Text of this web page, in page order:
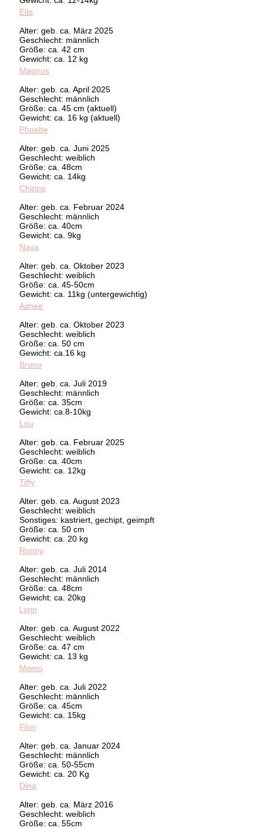
Elio
Alter: geb. ca. März 2025
Geschlecht: männlich
Größe: ca. 42 cm
Gewicht: ca. 12 kg
Magnus
Alter: geb. ca. April 2025
Geschlecht: männlich
Größe: ca. 45 cm (aktuell)
Gewicht: ca. 16 kg (aktuell)
Phoebe
Alter: geb. ca. Juni 2025
Geschlecht: weiblich
Größe: ca. 48cm
Gewicht: ca. 14kg
Chippo
Alter: geb. ca. Februar 2024
Geschlecht: männlich
Größe: ca. 40cm
Gewicht: ca. 9kg
Naya
Alter: geb. ca. Oktober 2023
Geschlecht: weiblich
Größe: ca. 45-50cm
Gewicht: ca. 11kg (untergewichtig)
Aimee
Alter: geb. ca. Oktober 2023
Geschlecht: weiblich
Größe: ca. 50 cm
Gewicht: ca.16 kg
Bruno
Alter: geb. ca. Juli 2019
Geschlecht: männlich
Größe: ca. 35cm
Gewicht: ca.8-10kg
Lou
Alter: geb. ca. Februar 2025
Geschlecht: weiblich
Größe: ca. 40cm
Gewicht: ca. 12kg
Tiffy
Alter: geb. ca. August 2023
Geschlecht: weiblich
Sonstiges: kastriert, gechipt, geimpft
Größe: ca. 50 cm
Gewicht: ca. 20 kg
Ronny
Alter: geb. ca. Juli 2014
Geschlecht: männlich
Größe: ca. 48cm
Gewicht: ca. 20kg
Lynn
Alter: geb. ca. August 2022
Geschlecht: weiblich
Größe: ca. 47 cm
Gewicht: ca. 13 kg
Momo
Alter: geb. ca. Juli 2022
Geschlecht: männlich
Größe: ca. 45cm
Gewicht: ca. 15kg
Flori
Alter: geb. ca. Januar 2024
Geschlecht: männlich
Größe: ca. 50-55cm
Gewicht: ca. 20 Kg
Dina
Alter: geb. ca. März 2016
Geschlecht: weiblich
Größe: ca. 55cm